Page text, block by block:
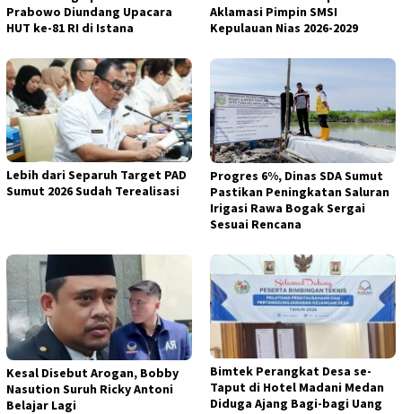
Prabowo Diundang Upacara
HUT ke-81 RI di Istana
Aklamasi Pimpin SMSI
Kepulauan Nias 2026-2029
Lebih dari Separuh Target PAD
Sumut 2026 Sudah Terealisasi
Progres 6%, Dinas SDA Sumut
Pastikan Peningkatan Saluran
Irigasi Rawa Bogak Sergai
Sesuai Rencana
Kesal Disebut Arogan, Bobby
Nasution Suruh Ricky Antoni
Belajar Lagi
Bimtek Perangkat Desa se-
Taput di Hotel Madani Medan
Diduga Ajang Bagi-bagi Uang